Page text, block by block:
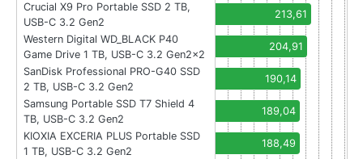
Crucial X9 Pro Portable SSD 2 TB,
USB-C 3.2 Gen2
213,61
Western Digital WD_BLACK P40
Game Drive 1 TB, USB-C 3.2 Gen2x2
204,91
SanDisk Professional PRO-G40 SSD
2 TB, USB-C 3.2 Gen2
190,14
Samsung Portable SSD T7 Shield 4
TB, USB-C 3.2 Gen2
189,04
KIOXIA EXCERIA PLUS Portable SSD
1 TB, USB-C 3.2 Gen2
188,49